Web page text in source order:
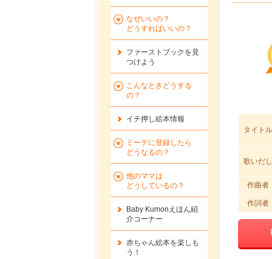
タイトル
歌いだし
作曲者
作詞者
なぜいいの？
どうすればいいの？
ファーストブックを 見
つけよう
こんなときどうする
の？
イチ押し絵本情報
ミーテに登録したら
どうなるの？
他のママは
どうしているの？
Baby Kumonえほん紹
介コーナー
赤ちゃん絵本を楽しも
う！